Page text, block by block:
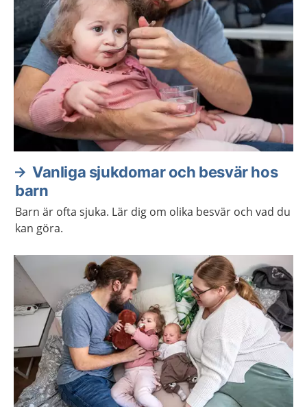
Vanliga sjukdomar och besvär hos
barn
Barn är ofta sjuka. Lär dig om olika besvär och vad du
kan göra.